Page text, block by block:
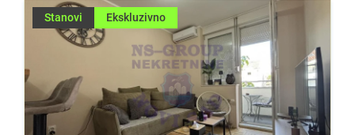
Stanovi Ekskluzivno